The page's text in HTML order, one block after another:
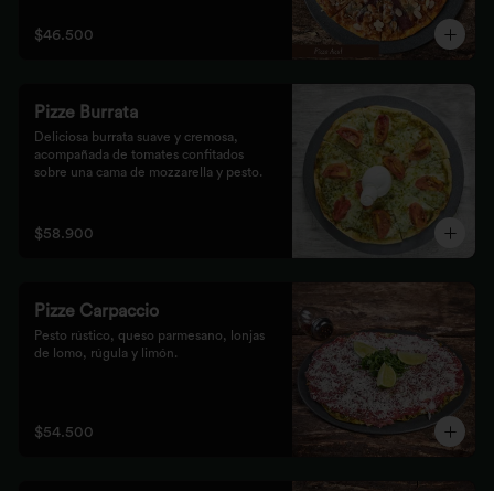
$46.500
Pizze Burrata
Deliciosa burrata suave y cremosa,
acompañada de tomates confitados
sobre una cama de mozzarella y pesto.
$58.900
Pizze Carpaccio
Pesto rústico, queso parmesano, lonjas
de lomo, rúgula y limón.
$54.500